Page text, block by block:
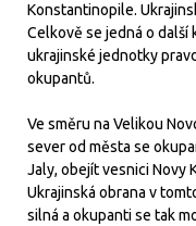
Konstantinopile.
Celkově se jedná o
ukrajinské jednotky
okupantů.
Ve směru na Velikou
sever od města se
Jaly, obejít vesnici Novy
Ukrajinská obrana v
silná a okupanti se tak